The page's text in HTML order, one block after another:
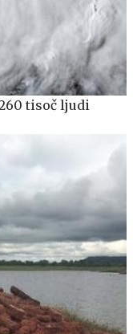
tisoč ljudi